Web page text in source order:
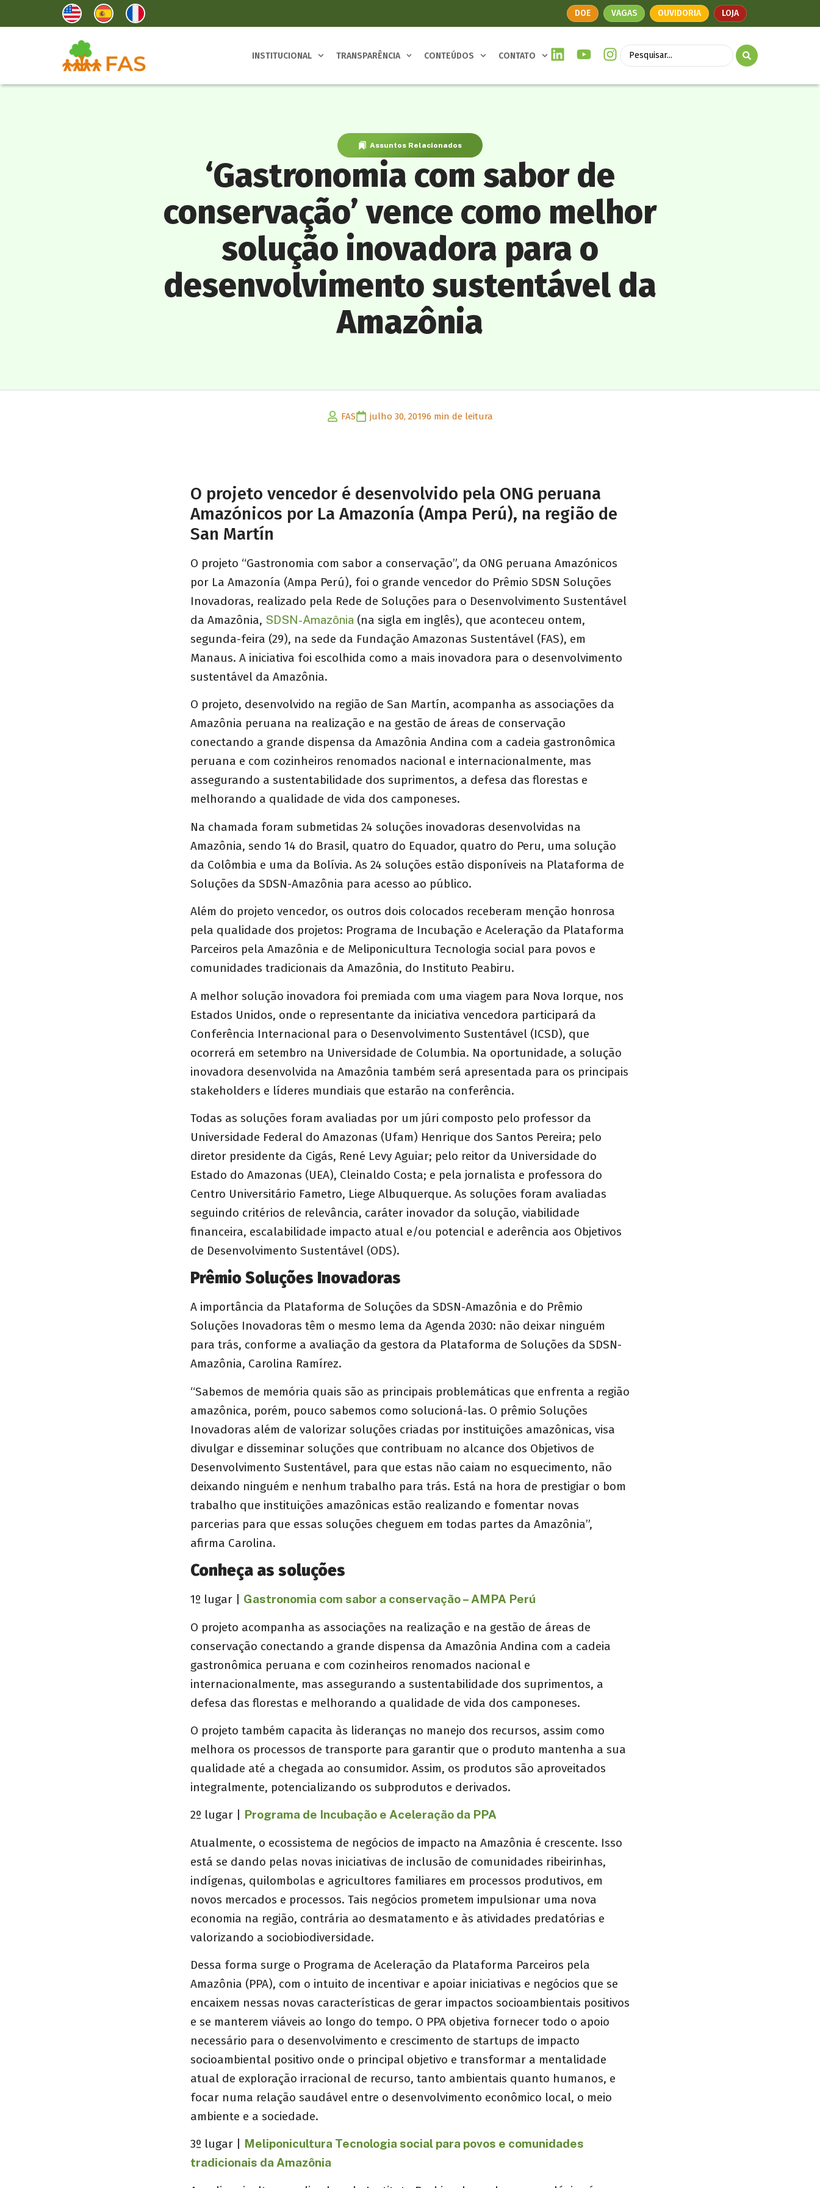
DOE VAGAS OUVIDORIA LOJA
INSTITUCIONAL TRANSPARÊNCIA CONTEÚDOS CONTATO
Assuntos Relacionados
‘Gastronomia com sabor de
conservação’ vence como melhor
solução inovadora para o
desenvolvimento sustentável da
Amazônia
FAS julho 30, 20196 min de leitura
O projeto vencedor é desenvolvido pela ONG peruana
Amazónicos por La Amazonía (Ampa Perú), na região de
San Martín
O projeto “Gastronomia com sabor a conservação”, da ONG peruana Amazónicos
por La Amazonía (Ampa Perú), foi o grande vencedor do Prêmio SDSN Soluções
Inovadoras, realizado pela Rede de Soluções para o Desenvolvimento Sustentável
da Amazônia, SDSN-Amazônia (na sigla em inglês), que aconteceu ontem,
segunda-feira (29), na sede da Fundação Amazonas Sustentável (FAS), em
Manaus. A iniciativa foi escolhida como a mais inovadora para o desenvolvimento
sustentável da Amazônia.
O projeto, desenvolvido na região de San Martín, acompanha as associações da
Amazônia peruana na realização e na gestão de áreas de conservação
conectando a grande dispensa da Amazônia Andina com a cadeia gastronômica
peruana e com cozinheiros renomados nacional e internacionalmente, mas
assegurando a sustentabilidade dos suprimentos, a defesa das florestas e
melhorando a qualidade de vida dos camponeses.
Na chamada foram submetidas 24 soluções inovadoras desenvolvidas na
Amazônia, sendo 14 do Brasil, quatro do Equador, quatro do Peru, uma solução
da Colômbia e uma da Bolívia. As 24 soluções estão disponíveis na Plataforma de
Soluções da SDSN-Amazônia para acesso ao público.
Além do projeto vencedor, os outros dois colocados receberam menção honrosa
pela qualidade dos projetos: Programa de Incubação e Aceleração da Plataforma
Parceiros pela Amazônia e de Meliponicultura Tecnologia social para povos e
comunidades tradicionais da Amazônia, do Instituto Peabiru.
A melhor solução inovadora foi premiada com uma viagem para Nova Iorque, nos
Estados Unidos, onde o representante da iniciativa vencedora participará da
Conferência Internacional para o Desenvolvimento Sustentável (ICSD), que
ocorrerá em setembro na Universidade de Columbia. Na oportunidade, a solução
inovadora desenvolvida na Amazônia também será apresentada para os principais
stakeholders e líderes mundiais que estarão na conferência.
Todas as soluções foram avaliadas por um júri composto pelo professor da
Universidade Federal do Amazonas (Ufam) Henrique dos Santos Pereira; pelo
diretor presidente da Cigás, René Levy Aguiar; pelo reitor da Universidade do
Estado do Amazonas (UEA), Cleinaldo Costa; e pela jornalista e professora do
Centro Universitário Fametro, Liege Albuquerque. As soluções foram avaliadas
seguindo critérios de relevância, caráter inovador da solução, viabilidade
financeira, escalabilidade impacto atual e/ou potencial e aderência aos Objetivos
de Desenvolvimento Sustentável (ODS).
Prêmio Soluções Inovadoras
A importância da Plataforma de Soluções da SDSN-Amazônia e do Prêmio
Soluções Inovadoras têm o mesmo lema da Agenda 2030: não deixar ninguém
para trás, conforme a avaliação da gestora da Plataforma de Soluções da SDSN-
Amazônia, Carolina Ramírez.
“Sabemos de memória quais são as principais problemáticas que enfrenta a região
amazônica, porém, pouco sabemos como solucioná-las. O prêmio Soluções
Inovadoras além de valorizar soluções criadas por instituições amazônicas, visa
divulgar e disseminar soluções que contribuam no alcance dos Objetivos de
Desenvolvimento Sustentável, para que estas não caiam no esquecimento, não
deixando ninguém e nenhum trabalho para trás. Está na hora de prestigiar o bom
trabalho que instituições amazônicas estão realizando e fomentar novas
parcerias para que essas soluções cheguem em todas partes da Amazônia”,
afirma Carolina.
Conheça as soluções
1º lugar | Gastronomia com sabor a conservação – AMPA Perú
O projeto acompanha as associações na realização e na gestão de áreas de
conservação conectando a grande dispensa da Amazônia Andina com a cadeia
gastronômica peruana e com cozinheiros renomados nacional e
internacionalmente, mas assegurando a sustentabilidade dos suprimentos, a
defesa das florestas e melhorando a qualidade de vida dos camponeses.
O projeto também capacita às lideranças no manejo dos recursos, assim como
melhora os processos de transporte para garantir que o produto mantenha a sua
qualidade até a chegada ao consumidor. Assim, os produtos são aproveitados
integralmente, potencializando os subprodutos e derivados.
2º lugar |
Programa de Incubação e Aceleração da PPA
Atualmente, o ecossistema de negócios de impacto na Amazônia é crescente. Isso
está se dando pelas novas iniciativas de inclusão de comunidades ribeirinhas,
indígenas, quilombolas e agricultores familiares em processos produtivos, em
novos mercados e processos. Tais negócios prometem impulsionar uma nova
economia na região, contrária ao desmatamento e às atividades predatórias e
valorizando a sociobiodiversidade.
Dessa forma surge o Programa de Aceleração da Plataforma Parceiros pela
Amazônia (PPA), com o intuito de incentivar e apoiar iniciativas e negócios que se
encaixem nessas novas características de gerar impactos socioambientais positivos
e se manterem viáveis ao longo do tempo. O PPA objetiva fornecer todo o apoio
necessário para o desenvolvimento e crescimento de startups de impacto
socioambiental positivo onde o principal objetivo e transformar a mentalidade
atual de exploração irracional de recurso, tanto ambientais quanto humanos, e
focar numa relação saudável entre o desenvolvimento econômico local, o meio
ambiente e a sociedade.
3º lugar |
Meliponicultura Tecnologia social para povos e comunidades
tradicionais da Amazônia